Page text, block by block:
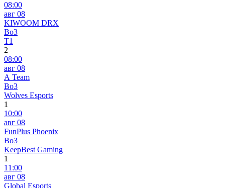
08:00
авг 08
KIWOOM DRX
Bo3
T1
2
08:00
авг 08
A Team
Bo3
Wolves Esports
1
10:00
авг 08
FunPlus Phoenix
Bo3
KeepBest Gaming
1
11:00
авг 08
Global Esports